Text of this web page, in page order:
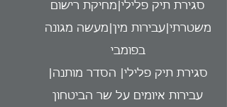
סגירת תיק פלילי|מחיקת רישום
משטרתי|עבירות מין|מעשה מגונה
בפומבי
סגירת תיק פלילי| הסדר מותנה|
עבירות איומים על שר הביטחון